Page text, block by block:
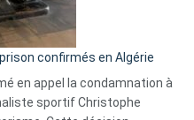
présence
d’Israël
confirmés en Algérie
en appel la condamnation à
sportif Christophe